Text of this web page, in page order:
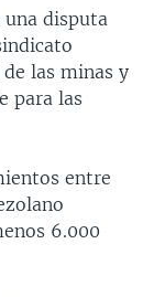
una disputa
las minas y
para las
entre
6.000